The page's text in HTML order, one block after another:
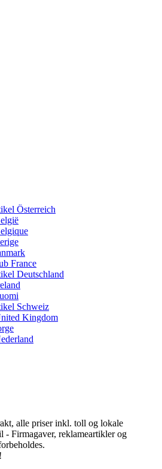
Österreich
France
Deutschland
Schweiz
Kingdom
alle priser inkl. toll og lokale
Firmagaver, reklameartikler og